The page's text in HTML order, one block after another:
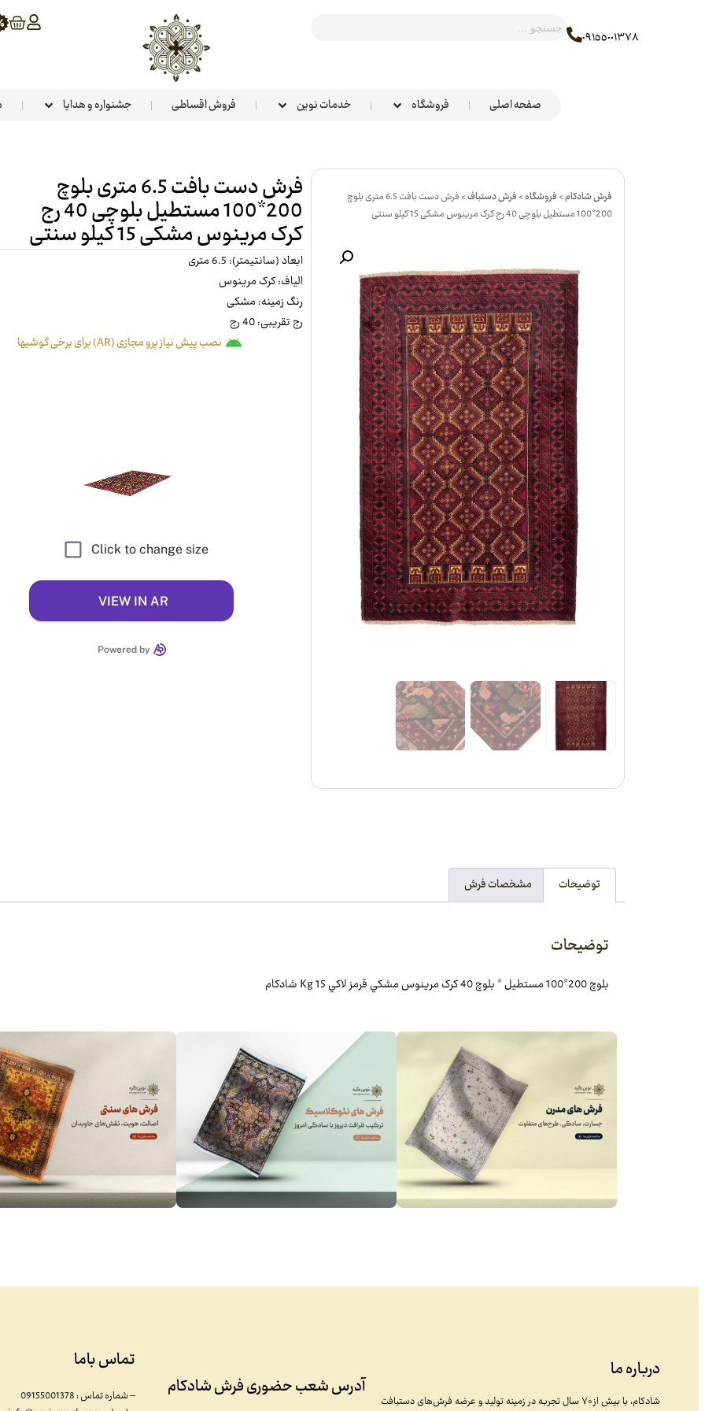
٠٩١٥٥٠٠١٣٧٨
صفحه اصلی فروشگاه خدمات نوین فروش اقساطی جشنواره و هدایا
فرش شادکام>فروشگاه>فرش دستباف>
فرش دست بافت 6.5 متری بلوچ
200*100 مستطیل بلوچی 40 رج کرک مرینوس مشکی 15 کیلو سنتی
فرش دست بافت 6.5 متری بلوچ
200*100 مستطیل بلوچی 40 رج
کرک مرینوس مشکی 15 کیلو سنتی
ابعاد (سانتیمتر): 6.5 متری
الیاف: کرک مرینوس
رنگ زمینه: مشکی
رج تقریبی: 40 رج
نصب پیش نیاز پرو مجازی (AR) برای برخی گوشیها
توضیحات مشخصات فرش
توضیحات
بلوچ 200*100 مستطيل * بلوچ 40 کرک مرينوس مشکي قرمز لاکي 15 Kg شادکام
درباره ما
شادکام، با بیش از ۷۰ سال تجربه در زمینه تولید و عرضه فرش‌های دستبافت
آدرس شعب حضوری فرش شادکام
تماس باما
– شماره تماس : 09155001378